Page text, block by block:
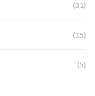
(31)
(15)
(5)